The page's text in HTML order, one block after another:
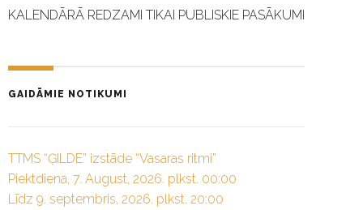
KALENDĀRĀ REDZAMI TIKAI PUBLISKIE PASĀKUMI
GAIDĀMIE NOTIKUMI
TTMS “ĢILDE” izstāde “Vasaras ritmi”
Piektdiena, 7. August, 2026. plkst. 00:00
Līdz 9. septembris, 2026. plkst. 20:00